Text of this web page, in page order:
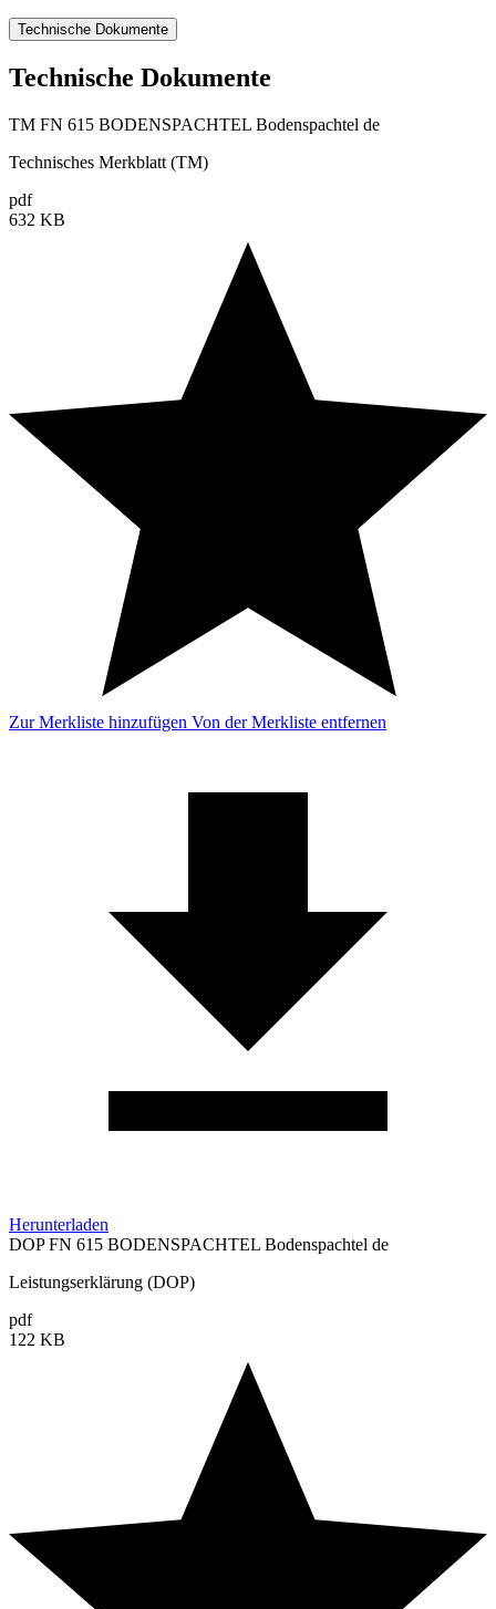
Technische Dokumente
Technische Dokumente
TM FN 615 BODENSPACHTEL Bodenspachtel de
Technisches Merkblatt (TM)
pdf
632 KB
Zur Merkliste hinzufügen Von der Merkliste entfernen
Herunterladen
DOP FN 615 BODENSPACHTEL Bodenspachtel de
Leistungserklärung (DOP)
pdf
122 KB